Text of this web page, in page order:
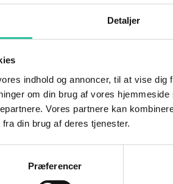
Detaljer
indhold og annoncer, til at vise
om din brug af vores
Vores partnere kan
din brug af deres tjenester.
Præferencer
torsdag formiddag: Han blev